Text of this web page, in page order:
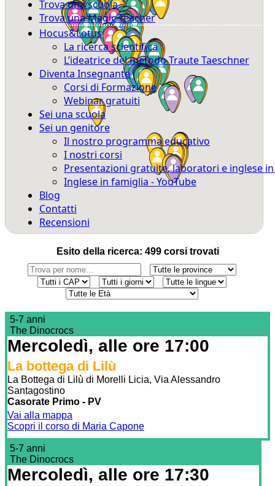
Trova una scuola
Trova una Magic Teacher
Hocus&Lotus
La ricerca scientifica
L’ideatrice del metodo Traute Taeschner
Diventa Insegnante
Corsi di Formazione
Webinar gratuiti
Sei una scuola
Sei un genitore
Il nostro programma educativo
I nostri corsi
Presentazioni gratuite, laboratori e inglese in
Inglese in famiglia - YouTube
Blog
Contatti
Recensioni
Esito della ricerca: 499 corsi trovati
5-7 anni
The Dinocrocs
Mercoledì, alle ore 17:00
La bottega di Lilù
La Bottega di Lilù di Morelli Licia, Via Alessandro
Santagostino
Casorate Primo - PV
Vai alla mappa
Scopri il corso di Maria Capone
5-7 anni
The Dinocrocs
Mercoledì, alle ore 17:30